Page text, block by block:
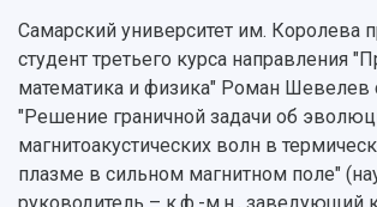
Кафедры
Научные подразделения
Отделы и службы
Общественные организации
Институт искусственного
Инжиниринговый центр
Аграрный карбоновый полигон
Тестирование иностранных
знание русского языка,
основ законодательства РФ
Платные образовательные
Скидки на обучение
Подготовительные курсы
Материальная база
Подразделения научного
Организационные документы
Результаты научно-
деятельности
Научно-технические разработки
Самарский университет им. Королева
студент третьего курса направления
математика и физика" Роман Шевелев
"Решение граничной задачи об
магнитоакустических волн в
плазме в сильном магнитном поле"